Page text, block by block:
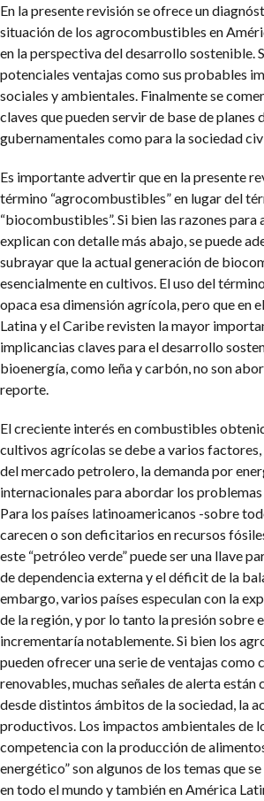
En la presente revisión se ofrece un
situación de los agrocombustibles en
en la perspectiva del desarrollo sostenible.
potenciales ventajas como sus probables
sociales y ambientales. Finalmente se
claves que pueden servir de base de planes
gubernamentales como para la sociedad
Es importante advertir que en la presente
término “agrocombustibles” en lugar del
“biocombustibles”. Si bien las razones para
explican con detalle más abajo, se puede
subrayar que la actual generación de
esencialmente en cultivos. El uso del
opaca esa dimensión agrícola, pero que en
Latina y el Caribe revisten la mayor
implicancias claves para el desarrollo
bioenergía, como leña y carbón, no son
reporte.
El creciente interés en combustibles
cultivos agrícolas se debe a varios
del mercado petrolero, la demanda por
internacionales para abordar los
Para los países latinoamericanos -sobre
carecen o son deficitarios en recursos
este “petróleo verde” puede ser una llave
de dependencia externa y el déficit de la
embargo, varios países especulan con la
de la región, y por lo tanto la presión sobre
incrementaría notablemente. Si bien los
pueden ofrecer una serie de ventajas como
renovables, muchas señales de alerta están
desde distintos ámbitos de la sociedad, la
productivos. Los impactos ambientales de
competencia con la producción de
energético” son algunos de los temas que
en todo el mundo y también en América